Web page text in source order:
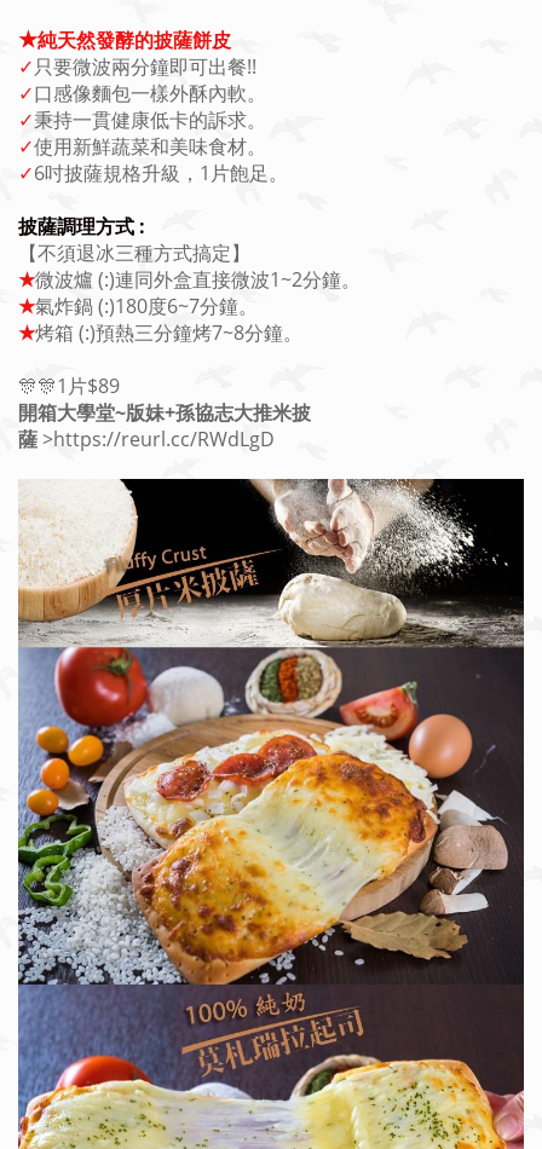
★純天然發酵的披薩餅皮
✓只要微波兩分鐘即可出餐!!
✓口感像麵包一樣外酥內軟。
✓秉持一貫健康低卡的訴求。
✓使用新鮮蔬菜和美味食材。
✓6吋披薩規格升級，1片飽足。
披薩調理方式 :
【不須退冰三種方式搞定】
★微波爐 (:)連同外盒直接微波1~2分鐘。
★氣炸鍋 (:)180度6~7分鐘。
★烤箱 (:)預熱三分鐘烤7~8分鐘。
🎊🎊1片$89
開箱大學堂~版妹+孫協志大推米披
薩>https://reurl.cc/RWdLgD